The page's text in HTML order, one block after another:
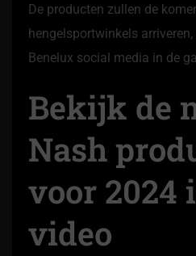
De producten zullen de
hengelsportwinkels
Benelux social media in de
Bekijk de
Nash
voor 2024
video